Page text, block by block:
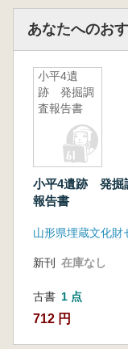
あなたへのお
小平4遺
跡 発掘調
査報告書
小平4遺跡 発掘
報告書
新刊 在庫なし
古書 1 点
712 円